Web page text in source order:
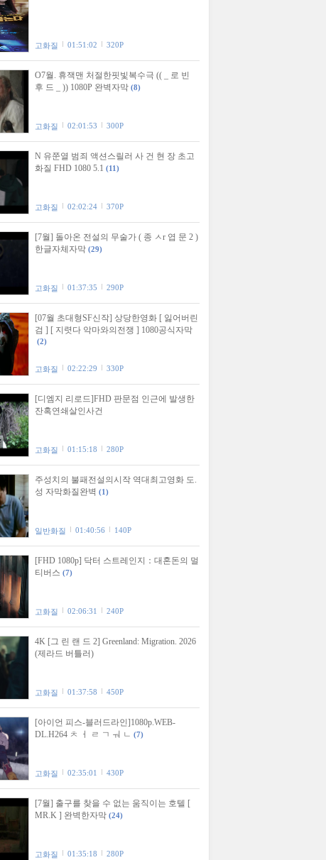
고화질 01:51:02 320P
O7월. 휴잭맨 처절한핏빛복수극 (( _ 로 빈
후 드 _ )) 1080P 완벽자막 (8)
고화질 02:01:53 300P
N 유쭌열 범죄 액션스릴러 사 건 현 장 초고
화질 FHD 1080 5.1 (11)
고화질 02:02:24 370P
[7월] 돌아온 전설의 무술가 ( 종 ㅅr 엽 문 2 )
한글자체자막 (29)
고화질 01:37:35 290P
[07월 초대형SF신작] 상당한영화 [ 잃어버린
검 ] [ 지렷다 악마와의전쟁 ] 1080공식자막
(2)
고화질 02:22:29 330P
[디엠지 리로드]FHD 판문점 인근에 발생한
잔혹연쇄살인사건
고화질 01:15:18 280P
주성치의 불패전설의시작 역대최고영화 도.
성 자막화질완벽 (1)
일반화질 01:40:56 140P
[FHD 1080p] 닥터 스트레인지：대혼돈의 멀
티버스 (7)
고화질 02:06:31 240P
4K [그 린 랜 드 2] Greenland: Migration. 2026
(제라드 버틀러)
고화질 01:37:58 450P
[아이언 피스-블러드라인]1080p.WEB-
DL.H264 ㅊ ㅓ ㄹ ㄱ ㅝ ㄴ (7)
고화질 02:35:01 430P
[7월] 출구를 찾을 수 없는 움직이는 호텔 [
MR.K ] 완벽한자막 (24)
고화질 01:35:18 280P